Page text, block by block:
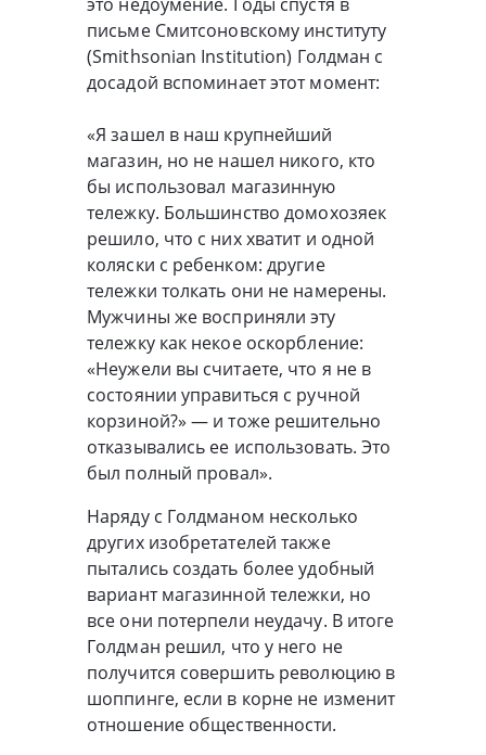
письме Смитсоновскому институту
(Smithsonian Institution) Голдман с
досадой вспоминает этот момент:
«Я зашел в наш крупнейший
магазин, но не нашел никого, кто
бы использовал магазинную
тележку. Большинство домохозяек
решило, что с них хватит и одной
коляски с ребенком: другие
тележки толкать они не намерены.
Мужчины же восприняли эту
тележку как некое оскорбление:
«Неужели вы считаете, что я не в
состоянии управиться с ручной
корзиной?» — и тоже решительно
отказывались ее использовать. Это
был полный провал».
Наряду с Голдманом несколько
других изобретателей также
пытались создать более удобный
вариант магазинной тележки, но
все они потерпели неудачу. В итоге
Голдман решил, что у него не
получится совершить революцию в
шоппинге, если в корне не изменит
отношение общественности.